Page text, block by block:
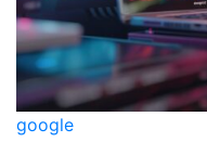
google